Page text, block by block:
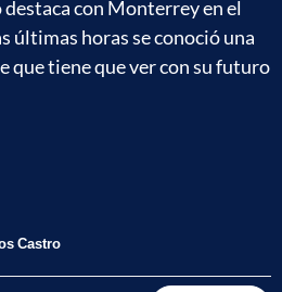
con Monterrey en el
últimas horas se conoció una
tiene que ver con su futuro
Castro